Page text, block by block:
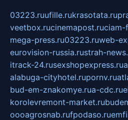
03223.ruufille.rukrasotata.ru
veetbox.rucinemapost.ruciam-
mega-press.ru03223.ruweb-
eurovision-russia.rustrah-
itrack-24.rusexshopexpress.ru
alabuga-cityhotel.rupornv.ru
bud-em-znakomye.rua-cdc.ru
korolevremont-market.ru
oooagrosnab.rufpodaso.ru